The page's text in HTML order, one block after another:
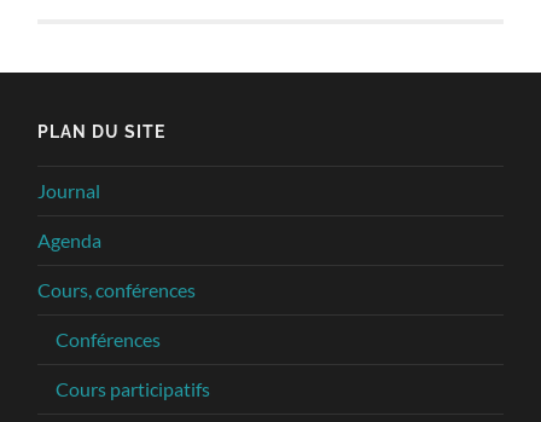
PLAN DU SITE
Journal
Agenda
Cours, conférences
Conférences
Cours participatifs